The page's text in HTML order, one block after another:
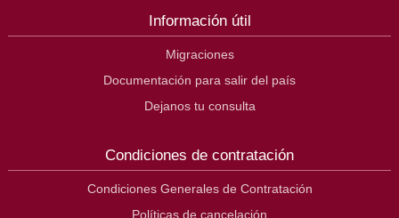
Información útil
Migraciones
Documentación para salir del país
Dejanos tu consulta
Condiciones de contratación
Condiciones Generales de Contratación
Políticas de cancelación